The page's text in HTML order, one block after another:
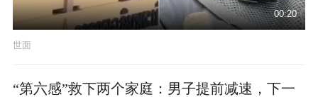
00:20
世面
“第六感”救下两个家庭：男子提前减速，下一